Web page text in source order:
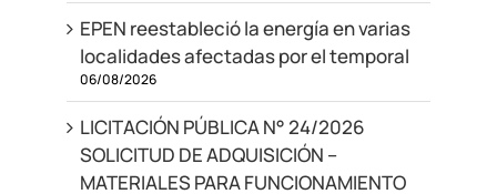
EPEN reestableció la energía en varias
localidades afectadas por el temporal
06/08/2026
LICITACIÓN PÚBLICA N° 24/2026
SOLICITUD DE ADQUISICIÓN –
MATERIALES PARA FUNCIONAMIENTO